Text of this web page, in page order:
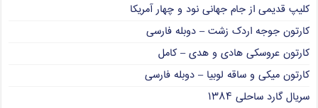
کلیپ قدیمی از جام جهانی نود و چهار آمریکا
کارتون جوجه اردک زشت – دوبله فارسی
کارتون عروسکی هادی و هدی – کامل
کارتون میکی و ساقه لوبیا – دوبله فارسی
سریال گارد ساحلی ۱۳۸۴